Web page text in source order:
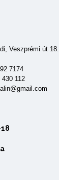
Veszprémi út 18.
7174
112